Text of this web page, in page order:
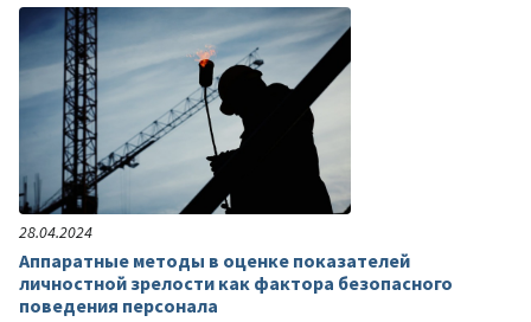
28.04.2024
Аппаратные методы в оценке показателей
личностной зрелости как фактора безопасного
поведения персонала